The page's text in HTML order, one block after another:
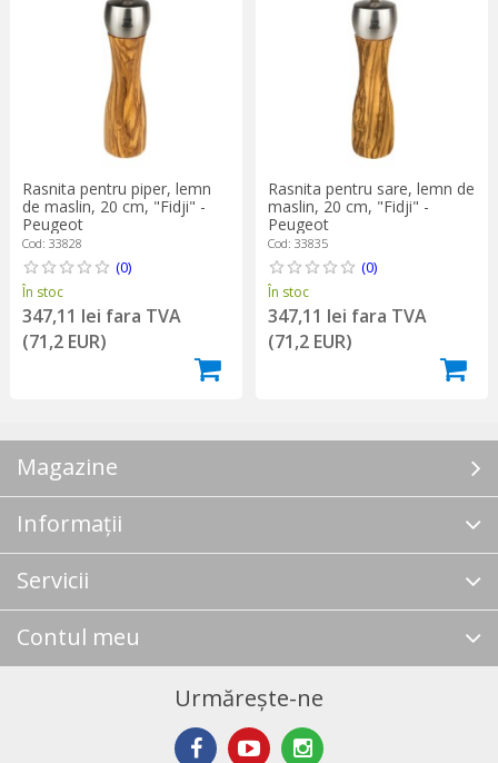
Rasnita pentru piper, lemn
de maslin, 20 cm, "Fidji" -
Peugeot
Cod: 33828
(0)
În stoc
347,11 lei fara TVA
(71,2 EUR)
Rasnita pentru sare, lemn de
maslin, 20 cm, "Fidji" -
Peugeot
Cod: 33835
(0)
În stoc
347,11 lei fara TVA
(71,2 EUR)
Magazine
Informații
Servicii
Contul meu
Urmărește-ne